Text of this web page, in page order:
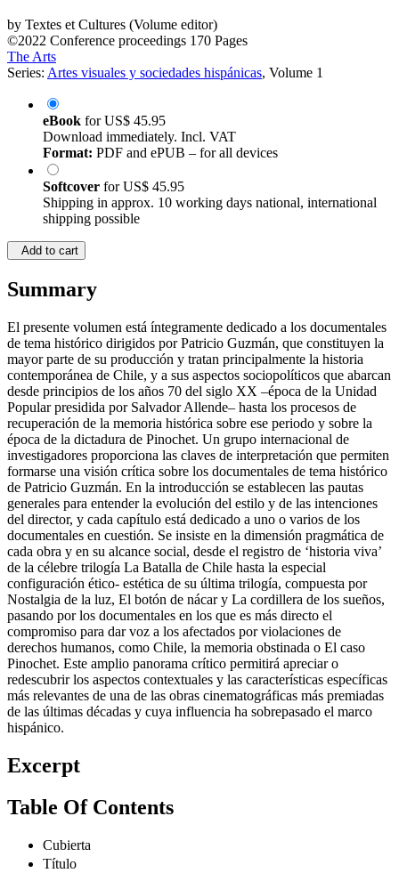
by Textes et Cultures (Volume editor)
©2022 Conference proceedings 170 Pages
The Arts
Series: Artes visuales y sociedades hispánicas, Volume 1
eBook forUS$ 45.95
Download immediately. Incl. VAT
Format: PDF and ePUB – for all devices
Softcover forUS$ 45.95
Shipping in approx. 10 working days national, international
shipping possible
Add to cart
Summary
El presente volumen está íntegramente dedicado a los documentales
de tema histórico dirigidos por Patricio Guzmán, que constituyen la
mayor parte de su producción y tratan principalmente la historia
contemporánea de Chile, y a sus aspectos sociopolíticos que abarcan
desde principios de los años 70 del siglo XX –época de la Unidad
Popular presidida por Salvador Allende– hasta los procesos de
recuperación de la memoria histórica sobre ese periodo y sobre la
época de la dictadura de Pinochet. Un grupo internacional de
investigadores proporciona las claves de interpretación que permiten
formarse una visión crítica sobre los documentales de tema histórico
de Patricio Guzmán. En la introducción se establecen las pautas
generales para entender la evolución del estilo y de las intenciones
del director, y cada capítulo está dedicado a uno o varios de los
documentales en cuestión. Se insiste en la dimensión pragmática de
cada obra y en su alcance social, desde el registro de ‘historia viva’
de la célebre trilogía La Batalla de Chile hasta la especial
configuración ético- estética de su última trilogía, compuesta por
Nostalgia de la luz, El botón de nácar y La cordillera de los sueños,
pasando por los documentales en los que es más directo el
compromiso para dar voz a los afectados por violaciones de
derechos humanos, como Chile, la memoria obstinada o El caso
Pinochet. Este amplio panorama crítico permitirá apreciar o
redescubrir los aspectos contextuales y las características específicas
más relevantes de una de las obras cinematográficas más premiadas
de las últimas décadas y cuya influencia ha sobrepasado el marco
hispánico.
Excerpt
Table Of Contents
Cubierta
Título